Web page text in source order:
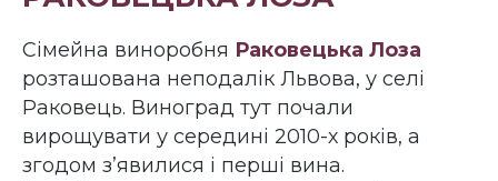
Сімейна виноробня Раковецька Лоза
розташована неподалік Львова, у селі
Раковець. Виноград тут почали
вирощувати у середині 2010-х років, а
згодом з’явилися і перші вина.